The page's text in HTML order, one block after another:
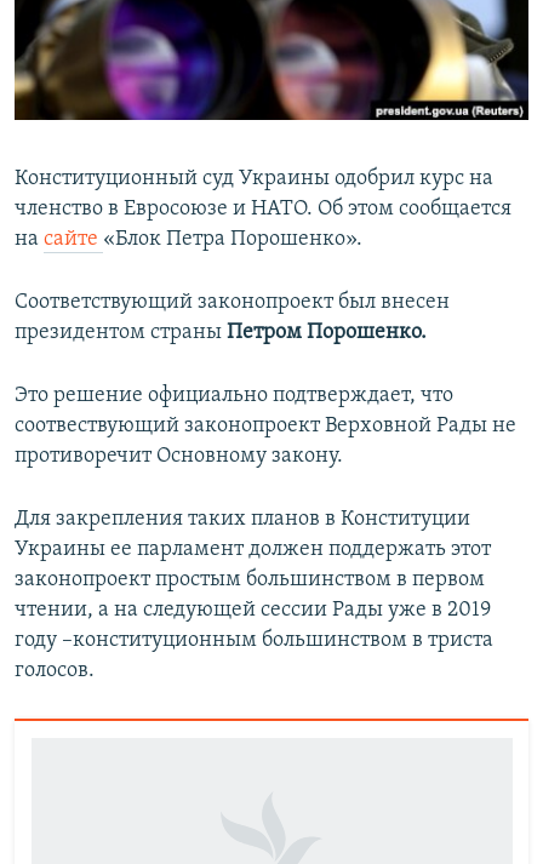
ПОБЕДИТЕЛЕЙ НЕ СУДЯТ?
КРЫМ.НЕПОКОРЕННЫЙ
ELIFBE
ПРИСОЕДИНЯЙТЕСЬ!
Все сайты RFE/RL
Конституционный суд Украины одобрил курс на
членство в Евросоюзе и НАТО. Об этом сообщается
на сайте «Блок Петра Порошенко».
Соответствующий законопроект был внесен
президентом страны Петром Порошенко.
Это решение официально подтверждает, что
соотвествующий законопроект Верховной Рады не
противоречит Основному закону.
Для закрепления таких планов в Конституции
Украины ее парламент должен поддержать этот
законопроект простым большинством в первом
чтении, а на следующей сессии Рады уже в 2019
году –конституционным большинством в триста
голосов.